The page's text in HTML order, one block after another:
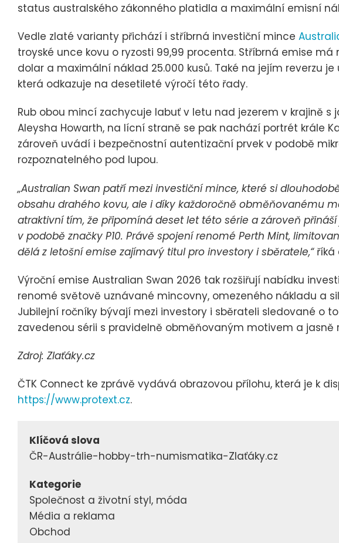
status australského zákonného platidla a maximální emisní
Vedle zlaté varianty přichází i stříbrná investiční mince
troyské unce kovu o ryzosti 99,99 procenta. Stříbrná emise
dolar a maximální náklad 25.000 kusů. Také na jejím reverzu je
která odkazuje na desetileté výročí této řady.
Rub obou mincí zachycuje labuť v letu nad jezerem v krajině s
Aleysha Howarth, na lícní straně se pak nachází portrét krále
zároveň uvádí i bezpečnostní autentizační prvek v podobě
rozpoznatelného pod lupou.
„Australian Swan patří mezi investiční mince, které si
obsahu drahého kovu, ale i díky každoročně obměňovanému
atraktivní tím, že připomíná deset let této série a zároveň
v podobě značky P10. Právě spojení renomé Perth Mint,
dělá z letošní emise zajímavý titul pro investory i sběratele,“ říká
Výroční emise Australian Swan 2026 tak rozšiřují nabídku
renomé světově uznávané mincovny, omezeného nákladu a
Jubilejní ročníky bývají mezi investory i sběrateli sledované o
zavedenou sérii s pravidelně obměňovaným motivem a jasně
Zdroj: Zlaťáky.cz
ČTK Connect ke zprávě vydává obrazovou přílohu, která je k
https://www.protext.cz.
Klíčová slova
ČR-Austrálie-hobby-trh-numismatika-Zlaťáky.cz
Kategorie
Společnost a životní styl, móda
Média a reklama
Obchod